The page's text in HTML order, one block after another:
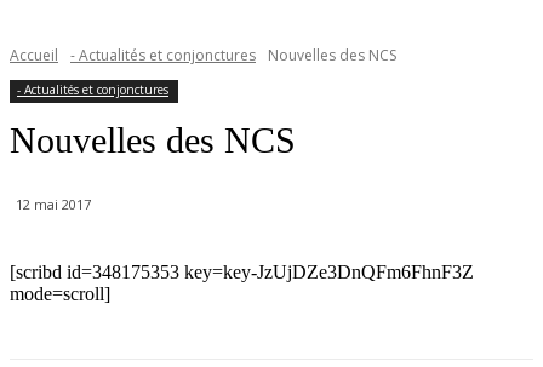
Accueil - Actualités et conjonctures Nouvelles des NCS
- Actualités et conjonctures
Nouvelles des NCS
12 mai 2017
[scribd id=348175353 key=key-JzUjDZe3DnQFm6FhnF3Z
mode=scroll]